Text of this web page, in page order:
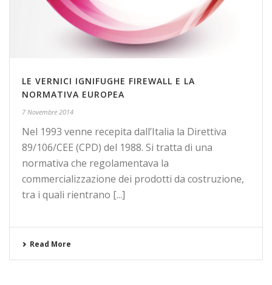
LE VERNICI IGNIFUGHE FIREWALL E LA
NORMATIVA EUROPEA
7 Novembre 2014
Nel 1993 venne recepita dall’Italia la Direttiva
89/106/CEE (CPD) del 1988. Si tratta di una
normativa che regolamentava la
commercializzazione dei prodotti da costruzione,
tra i quali rientrano [...]
Read More